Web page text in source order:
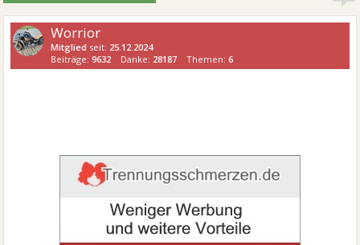
Worrior
Mitglied seit: 25.12.2024
Beiträge:9632 Danke: 28187 Themen:6